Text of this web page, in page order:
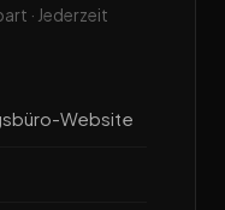
· Jederzeit
Website